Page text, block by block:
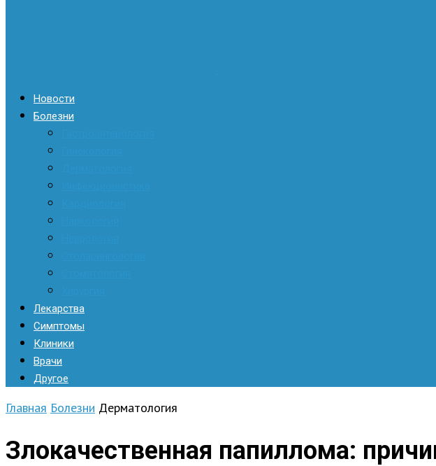
Новости
Болезни
Лекарства
Симптомы
Клиники
Врачи
Другое
Главная Болезни Дерматология
Злокачественная папиллома: